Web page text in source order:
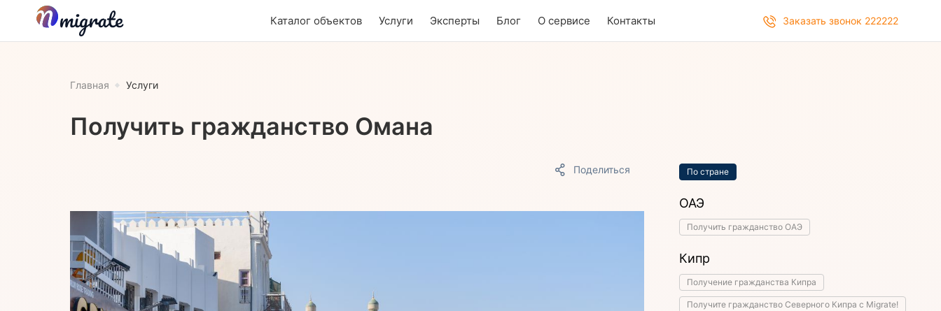
Каталог объектов Услуги Эксперты Блог О сервисе Контакты Заказать звонок 222222
Главная Услуги
Получить гражданство Омана
Поделиться По стране
ОАЭ
Получить гражданство ОАЭ
Кипр
Получение гражданства Кипра
Получите гражданство Северного Кипра с Migrate!